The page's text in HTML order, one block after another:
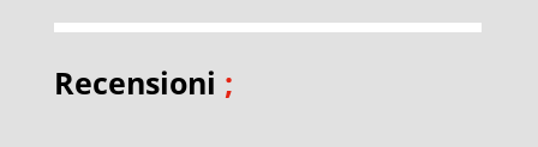
Recensioni ;